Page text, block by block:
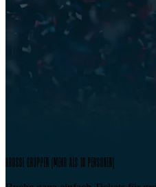
GROSSE GRUPPEN (MEHR ALS 10 PERSONEN)